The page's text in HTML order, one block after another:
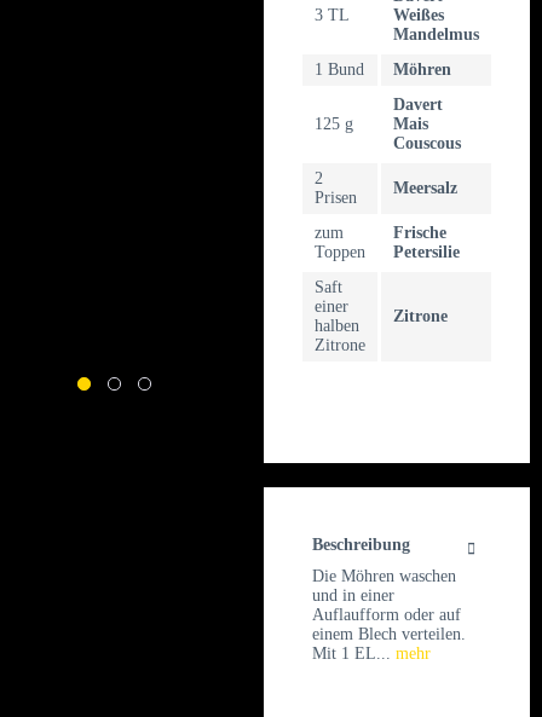
3 TL
Weißes
Mandelmus
1 Bund
Möhren
125 g
Davert
Mais
Couscous
2
Prisen
Meersalz
zum
Toppen
Frische
Petersilie
Saft
einer
halben
Zitrone
Zitrone
Beschreibung
Die Möhren waschen
und in einer
Auflaufform oder auf
einem Blech verteilen.
Mit 1 EL... mehr